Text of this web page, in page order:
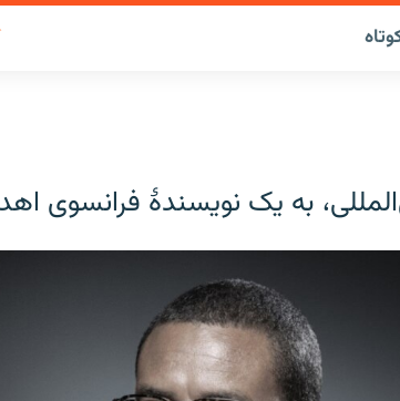
به یک نویسندهٔ فرانسوی